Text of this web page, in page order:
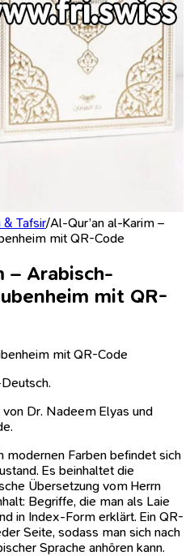
& Tafsir/Al-Qur’an al-Karim –
mit QR-Code
– Arabisch-
mit QR-
mit QR-Code
Dr. Nadeem Elyas und
modernen Farben befindet sich
Es beinhaltet die
Übersetzung vom Herrn
Begriffe, die man als Laie
in Index-Form erklärt. Ein QR-
Seite, sodass man sich nach
Sprache anhören kann.